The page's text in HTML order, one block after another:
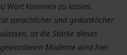
Wort kommen zu lassen.
sprachlicher und gedanklicher
ist die Stärke dieses
Moderne wird hier